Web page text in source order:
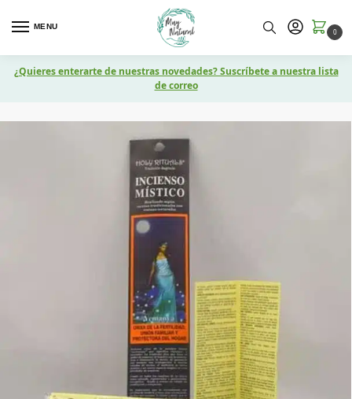
MENU
0
¿Quieres enterarte de nuestras novedades? Suscríbete a nuestra lista
de correo